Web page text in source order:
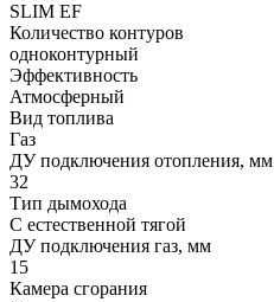
SLIM EF
Количество контуров
одноконтурный
Эффективность
Атмосферный
Вид топлива
Газ
ДУ подключения отопления, мм
32
Тип дымохода
С естественной тягой
ДУ подключения газ, мм
15
Камера сгорания